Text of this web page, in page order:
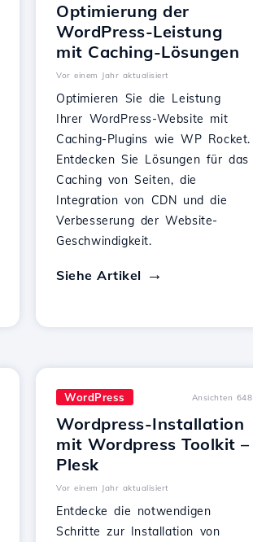
Optimierung der
WordPress-Leistung
mit Caching-Lösungen
Vor einem Jahr aktualisiert
Optimieren Sie die Leistung
Ihrer WordPress-Website mit
Caching-Plugins wie WP Rocket.
Entdecken Sie Lösungen für das
Caching von Seiten, die
Integration von CDN und die
Verbesserung der Website-
Geschwindigkeit.
Siehe Artikel
WordPress Ansichten 648
Wordpress-Installation
mit Wordpress Toolkit –
Plesk
Vor einem Jahr aktualisiert
Entdecke die notwendigen
Schritte zur Installation von